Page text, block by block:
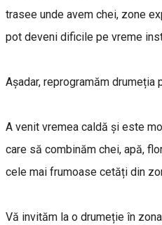
trasee unde avem chei, zone
pot deveni dificile pe vreme
Așadar, reprogramăm drumeția
A venit vremea caldă și este
care să combinăm chei, apă,
cele mai frumoase cetăți din
Vă invităm la o drumeție în